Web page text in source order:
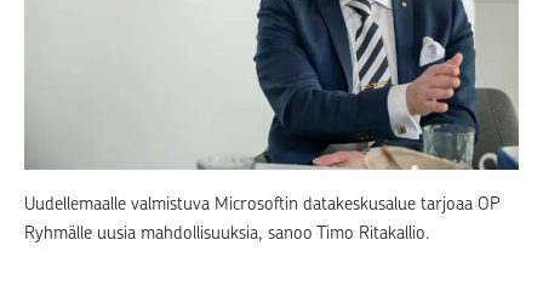
Uudellemaalle valmistuva Microsoftin datakeskusalue tarjoaa OP
Ryhmälle uusia mahdollisuuksia, sanoo Timo Ritakallio.